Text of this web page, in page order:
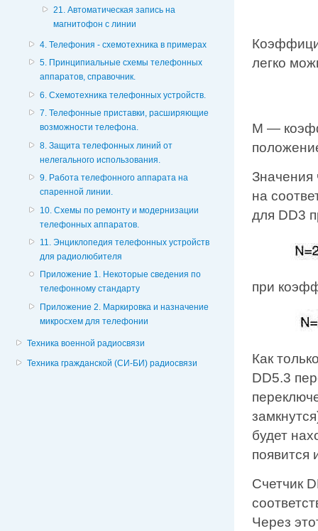
21. Автоматическая запись на
магнитофон с линии
4. Телефония - схемотехника в примерах
5. Принципиальные схемы телефонных
аппаратов, справочник.
6. Схемотехника телефонных устройств.
7. Телефонные приставки, расширяющие
возможности телефона.
8. Защита телефонных линий от
нелегального использования.
9. Работа телефонного аппарата на
спаренной линии.
10. Схемы по ремонту и модернизации
телефонных аппаратов.
11. Энциклопедия телефонных устройств
для радиолюбителя
Приложение 1. Некоторые сведения по
телефонному стандарту
Приложение 2. Маркировка и назначение
микросхем для телефонии
Техника военной радиосвязи
Техника гражданской (СИ-БИ) радиосвязи
легко
М —
Значения
на
для DD3
при
Как
DD5.3
будет
появится
Счетчик
Через